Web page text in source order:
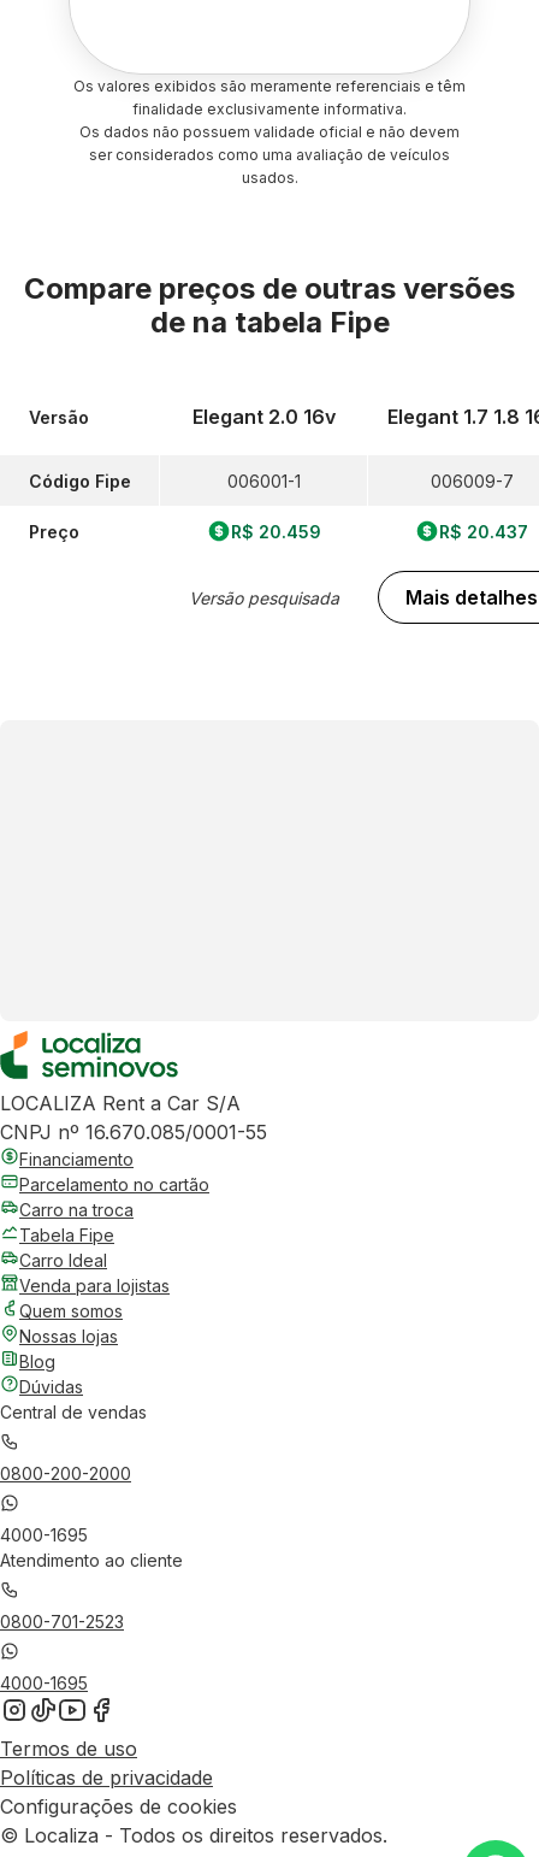
Os valores exibidos são meramente referenciais e têm
finalidade exclusivamente informativa.
Os dados não possuem validade oficial e não devem
ser considerados como uma avaliação de veículos
usados.
Compare preços de outras versões
de na tabela Fipe
Versão
Código Fipe
Preço
Elegant 2.0 16v
006001-1
R$ 20.459
Versão pesquisada
Elegant 1.7 1.8
006009-7
R$ 20.437
Mais detalhes
LOCALIZA Rent a Car S/A
CNPJ nº 16.670.085/0001-55
Financiamento
Parcelamento no cartão
Carro na troca
Tabela Fipe
Carro Ideal
Venda para lojistas
Quem somos
Nossas lojas
Blog
Dúvidas
Central de vendas
0800-200-2000
4000-1695
Atendimento ao cliente
0800-701-2523
4000-1695
Termos de uso
Políticas de privacidade
Configurações de cookies
© Localiza - Todos os direitos reservados.